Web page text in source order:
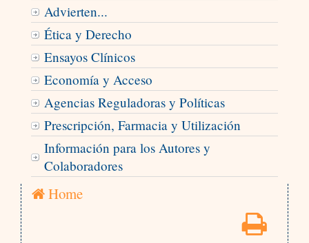
Advierten...
Ética y Derecho
Ensayos Clínicos
Economía y Acceso
Agencias Reguladoras y Políticas
Prescripción, Farmacia y Utilización
Información para los Autores y
Colaboradores
Home